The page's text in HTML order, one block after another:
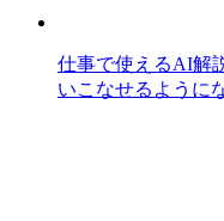
仕事で使えるAI解
いこなせるように